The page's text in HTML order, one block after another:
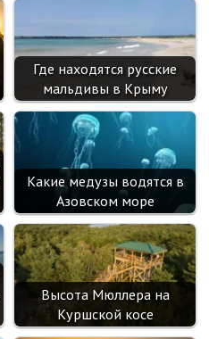
Где находятся русские
мальдивы в Крыму
Какие медузы водятся в
Азовском море
Высота Мюллера на
Куршской косе